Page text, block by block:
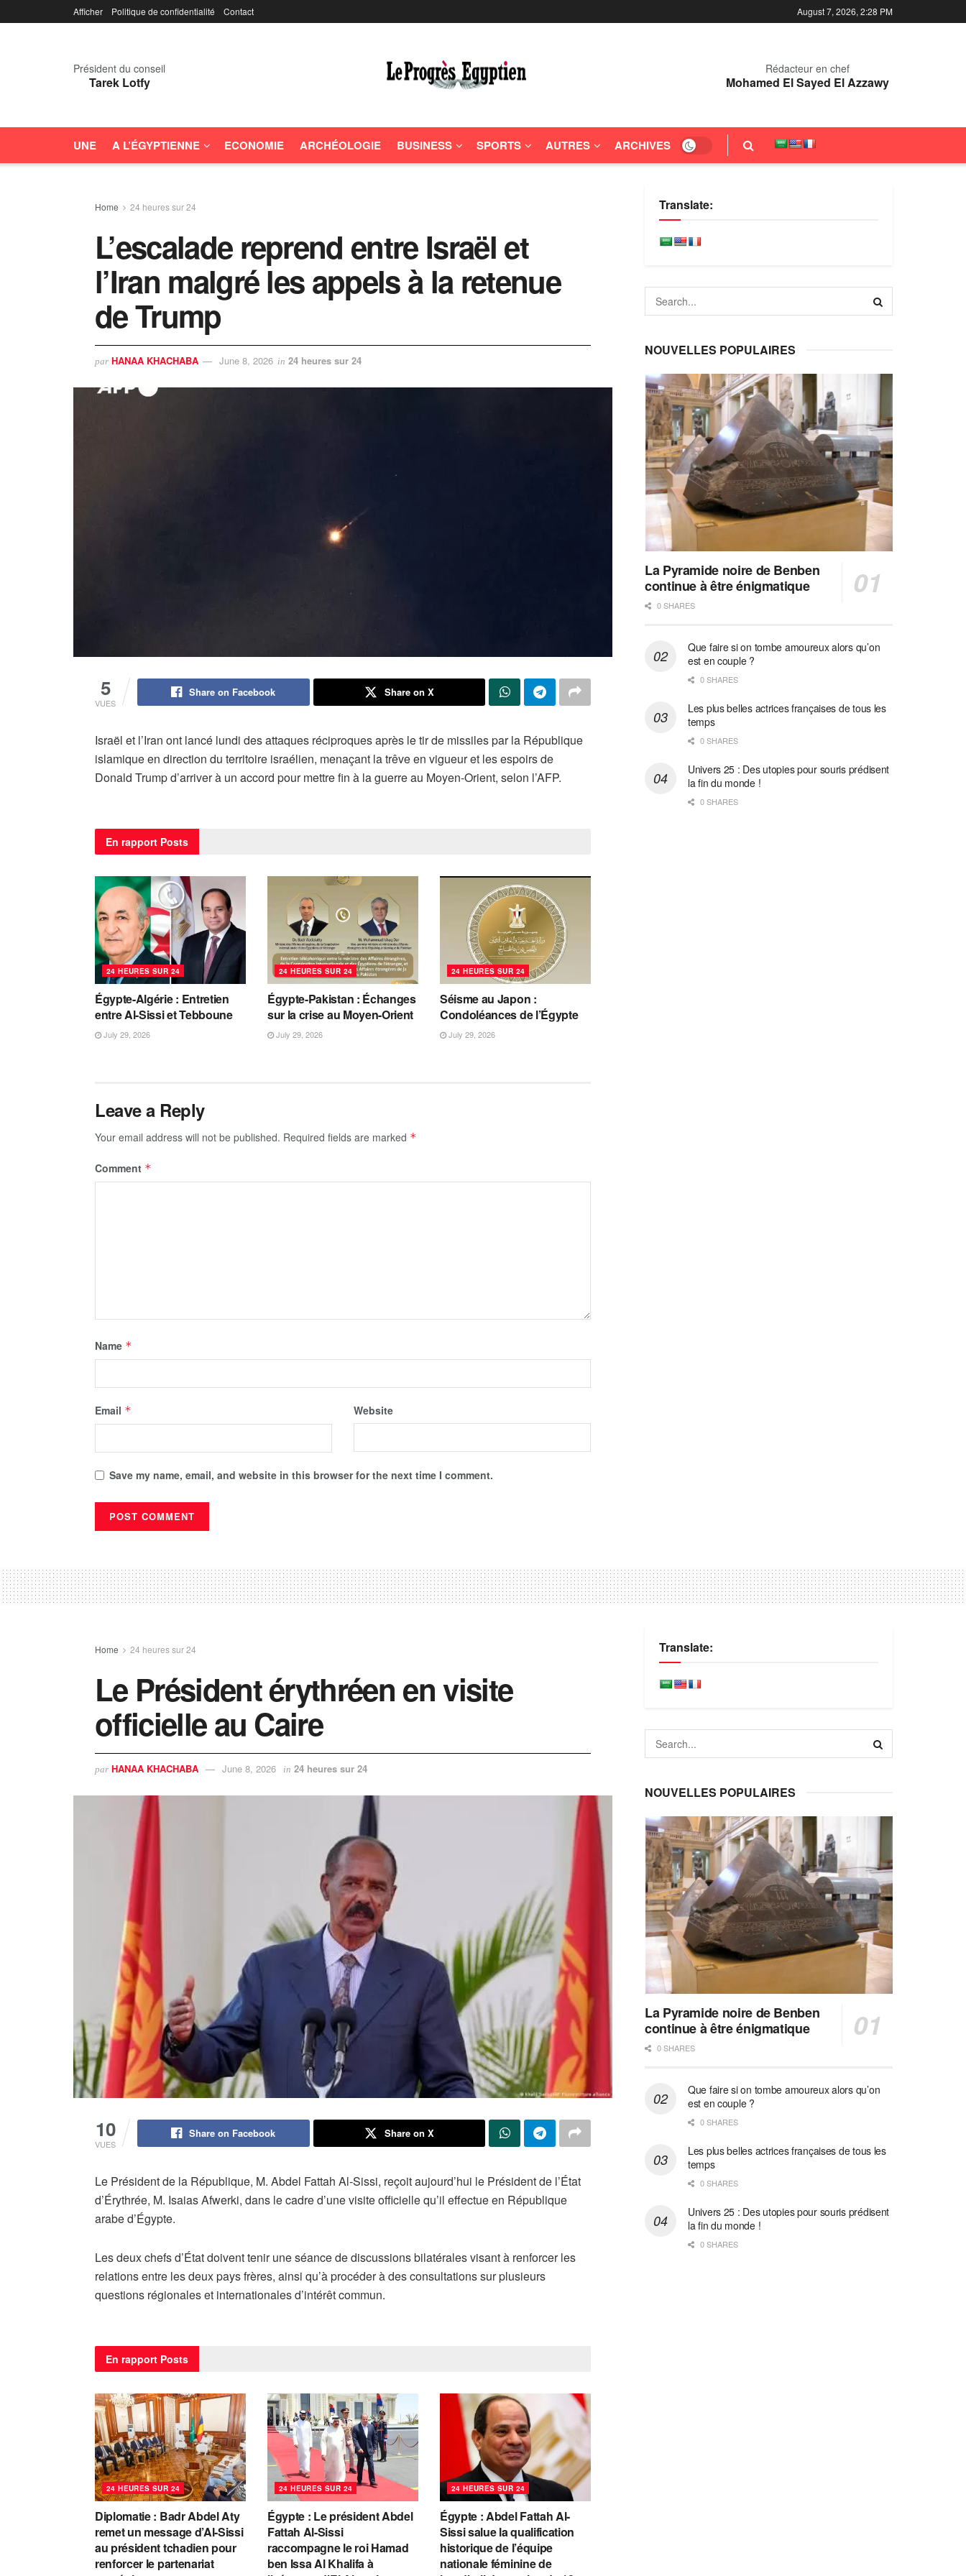
Afficher Politique de confidentialité Contact August 7, 2026, 2:28 PM
Président du conseil
Tarek Lotfy
Rédacteur en chef
Mohamed El Sayed El Azzawy
UNE A L’ÉGYPTIENNE ECONOMIE ARCHÉOLOGIE BUSINESS SPORTS AUTRES ARCHIVES
Home 24 heures sur 24
L’escalade reprend entre Israël et
l’Iran malgré les appels à la retenue
de Trump
par HANAA KHACHABA June 8, 2026 in 24 heures sur 24
5
VUES
Share on Facebook Share on X
Israël et l’Iran ont lancé lundi des attaques réciproques après le tir de missiles par la République
islamique en direction du territoire israélien, menaçant la trêve en vigueur et les espoirs de
Donald Trump d’arriver à un accord pour mettre fin à la guerre au Moyen-Orient, selon l’AFP.
En rapport Posts
24 HEURES SUR 24
Égypte-Algérie : Entretien
entre Al-Sissi et Tebboune
July 29, 2026
24 HEURES SUR 24
Égypte-Pakistan : Échanges
sur la crise au Moyen-Orient
July 29, 2026
24 HEURES SUR 24
Séisme au Japon :
Condoléances de l’Égypte
July 29, 2026
Leave a Reply
Your email address will not be published. Required fields are marked *
Comment *
Name *
Email * Website
Save my name, email, and website in this browser for the next time I comment.
Translate:
NOUVELLES POPULAIRES
La Pyramide noire de Benben
continue à être énigmatique
0 SHARES
Que faire si on tombe amoureux alors qu’on
est en couple ?
0 SHARES
Les plus belles actrices françaises de tous les
temps
0 SHARES
Univers 25 : Des utopies pour souris prédisent
la fin du monde !
0 SHARES
Home 24 heures sur 24
Le Président érythréen en visite
officielle au Caire
par HANAA KHACHABA June 8, 2026 in 24 heures sur 24
10
VUES
Share on Facebook Share on X
Le Président de la République, M. Abdel Fattah Al-Sissi, reçoit aujourd’hui le Président de l’État
d’Érythrée, M. Isaias Afwerki, dans le cadre d’une visite officielle qu’il effectue en République
arabe d’Égypte.
Les deux chefs d’État doivent tenir une séance de discussions bilatérales visant à renforcer les
relations entre les deux pays frères, ainsi qu’à procéder à des consultations sur plusieurs
questions régionales et internationales d’intérêt commun.
En rapport Posts
24 HEURES SUR 24
Diplomatie : Badr Abdel Aty
remet un message d’Al-Sissi
au président tchadien pour
renforcer le partenariat
24 HEURES SUR 24
Égypte : Le président Abdel
Fattah Al-Sissi
raccompagne le roi Hamad
ben Issa Al Khalifa à
24 HEURES SUR 24
Égypte : Abdel Fattah Al-
Sissi salue la qualification
historique de l’équipe
nationale féminine de
Translate:
NOUVELLES POPULAIRES
La Pyramide noire de Benben
continue à être énigmatique
0 SHARES
Que faire si on tombe amoureux alors qu’on
est en couple ?
0 SHARES
Les plus belles actrices françaises de tous les
temps
0 SHARES
Univers 25 : Des utopies pour souris prédisent
la fin du monde !
0 SHARES